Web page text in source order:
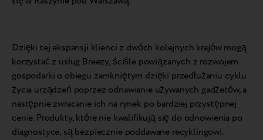
Dzięki tej ekspansji klienci z dwóch kolejnych krajów mogą
korzystać z usług Breezy, ściśle powiązanych z rozwojem
gospodarki o obiegu zamkniętym dzięki przedłużaniu cyklu
życia urządzeń poprzez odnawianie używanych gadżetów, a
następnie zwracanie ich na rynek po bardziej przystępnej
cenie. Produkty, które nie kwalifikują się do odnowienia po
diagnostyce, są bezpiecznie poddawane recyklingowi.